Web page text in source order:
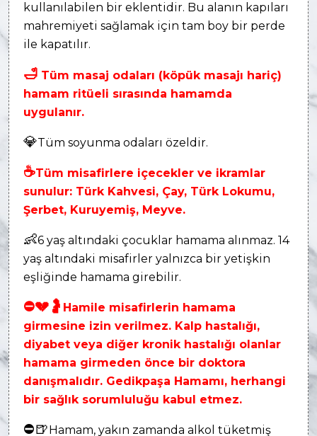
kullanılabilen bir eklentidir. Bu alanın kapıları
mahremiyeti sağlamak için tam boy bir perde
ile kapatılır.
🛁 Tüm masaj odaları (köpük masajı hariç)
hamam ritüeli sırasında hamamda
uygulanır.
💎Tüm soyunma odaları özeldir.
☕Tüm misafirlere içecekler ve ikramlar
sunulur: Türk Kahvesi, Çay, Türk Lokumu,
Şerbet, Kuruyemiş, Meyve.
👶6 yaş altındaki çocuklar hamama alınmaz. 14
yaş altındaki misafirler yalnızca bir yetişkin
eşliğinde hamama girebilir.
⛔💔 🤰 Hamile misafirlerin hamama
girmesine izin verilmez. Kalp hastalığı,
diyabet veya diğer kronik hastalığı olanlar
hamama girmeden önce bir doktora
danışmalıdır. Gedikpaşa Hamamı, herhangi
bir sağlık sorumluluğu kabul etmez.
⛔🍺 Hamam, yakın zamanda alkol tüketmiş